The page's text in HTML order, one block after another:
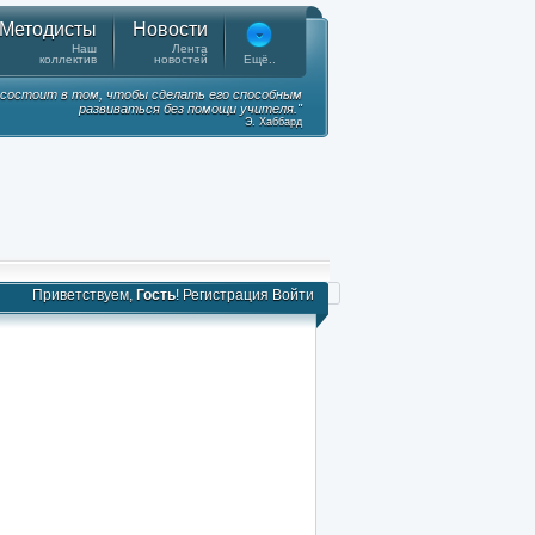
Методисты
Наш
коллектив
Новости
Лента
новостей
Ещё..
состоит в том, чтобы сделать его способным
развиваться без помощи учителя."
Э. Хаббард
Приветствуем, Гость! Регистрация Войти